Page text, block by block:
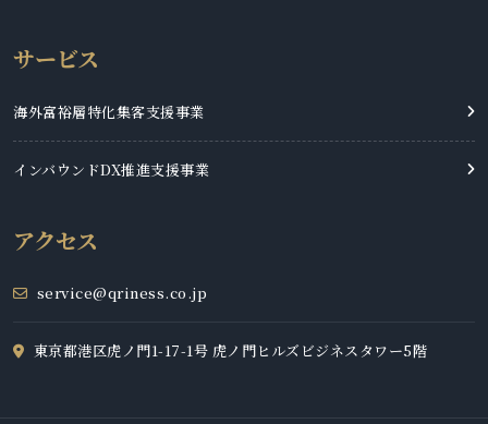
サービス
海外富裕層特化集客支援事業
インバウンドDX推進支援事業
アクセス
service@qriness.co.jp
東京都港区虎ノ門1-17-1号 虎ノ門ヒルズビジネスタワー5階